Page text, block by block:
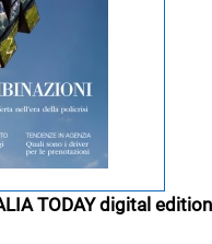
TODAY digital edition